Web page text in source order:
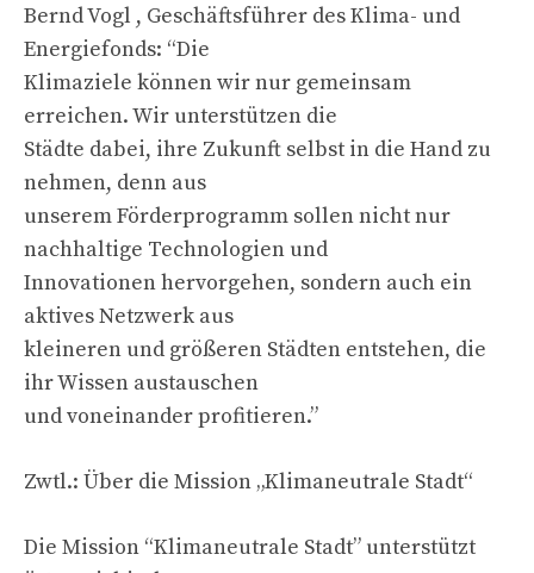
Bernd Vogl , Geschäftsführer des Klima- und
Energiefonds: “Die
Klimaziele können wir nur gemeinsam
erreichen. Wir unterstützen die
Städte dabei, ihre Zukunft selbst in die Hand zu
nehmen, denn aus
unserem Förderprogramm sollen nicht nur
nachhaltige Technologien und
Innovationen hervorgehen, sondern auch ein
aktives Netzwerk aus
kleineren und größeren Städten entstehen, die
ihr Wissen austauschen
und voneinander profitieren.”
Zwtl.: Über die Mission „Klimaneutrale Stadt“
Die Mission “Klimaneutrale Stadt” unterstützt